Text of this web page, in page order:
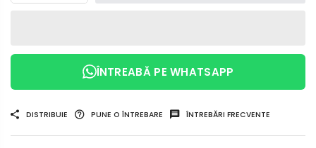
ÎNTREABĂ PE WHATSAPP
DISTRIBUIE PUNE O ÎNTREBARE ÎNTREBĂRI FRECVENTE